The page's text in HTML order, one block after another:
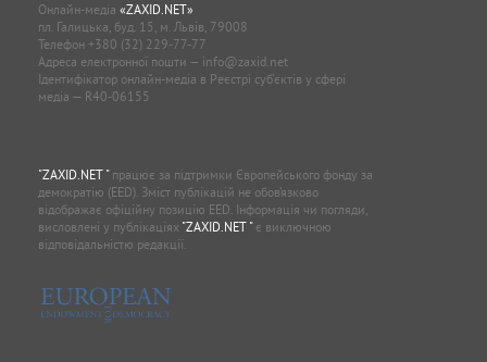
Онлайн-медіа «ZAXID.NET»
пл. Галицька, буд. 15, м. Львів, 79008
Телефон +380 (32) 229-77-77
Адреса електронної пошти — info@zaxid.net
Ідентифікатор онлайн-медіа в Реєстрі суб'єктів у сфері
медіа — R40-06155
"ZAXID.NET "працює за підтримки Європейського фонду за
демократію (EED). Зміст публікацій не обов’язково
відображає офіційну позицію EED. Інформація чи погляди,
висловлені у публікаціях "ZAXID.NET "є виключною
відповідальністю редакції.